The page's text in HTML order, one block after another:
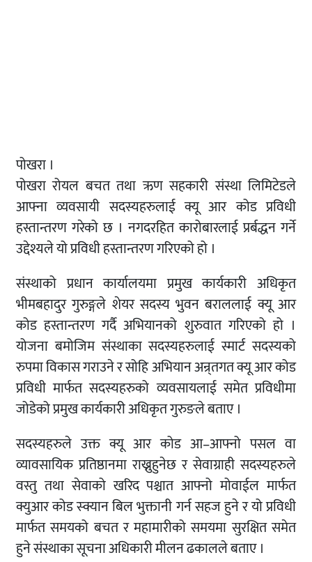
पोखरा ।
पोखरा रोयल बचत तथा ऋण सहकारी संस्था लिमिटेडले
आफ्ना व्यवसायी सदस्यहरुलाई क्यू आर कोड प्रविधी
हस्तान्तरण गरेको छ । नगदरहित कारोबारलाई प्रर्बद्धन गर्ने
उद्देश्यले यो प्रविधी हस्तान्तरण गरिएको हो ।
संस्थाको प्रधान कार्यालयमा प्रमुख कार्यकारी अधिकृत
भीमबहादुर गुरुङ्गले शेयर सदस्य भुवन बराललाई क्यू आर
कोड हस्तान्तरण गर्दै अभियानको शुरुवात गरिएको हो ।
योजना बमोजिम संस्थाका सदस्यहरुलाई स्मार्ट सदस्यको
रुपमा विकास गराउने र सोहि अभियान अन्र्तगत क्यू आर कोड
प्रविधी मार्फत सदस्यहरुको व्यवसायलाई समेत प्रविधीमा
जोडेको प्रमुख कार्यकारी अधिकृत गुरुङले बताए ।
सदस्यहरुले उक्त क्यू आर कोड आ–आफ्नो पसल वा
व्यावसायिक प्रतिष्ठानमा राख्नुहुनेछ र सेवाग्राही सदस्यहरुले
वस्तु तथा सेवाको खरिद पश्चात आफ्नो मोवाईल मार्फत
क्युआर कोड स्क्यान बिल भुक्तानी गर्न सहज हुने र यो प्रविधी
मार्फत समयको बचत र महामारीको समयमा सुरक्षित समेत
हुने संस्थाका सूचना अधिकारी मीलन ढकालले बताए ।